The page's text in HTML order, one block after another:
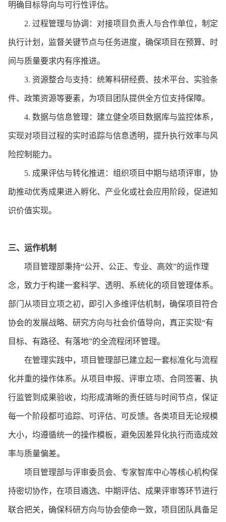
明确目标导向与可行性评估。
2. 过程管理与协调：对接项目负责人与合作单位，制定
执行计划，监督关键节点与任务进度，确保项目在预算、时
间与质量要求内有序推进。
3. 资源整合与支持：统筹科研经费、技术平台、实验条
件、政策资源等要素，为项目团队提供全方位支持保障。
4. 数据与信息管理：建立健全项目数据库与监控体系，
实现对项目过程的实时追踪与信息透明，提升执行效率与风
险控制能力。
5. 成果评估与转化推进：组织项目中期与结项评审，协
助推动优秀成果进入孵化、产业化或社会应用阶段，促进知
识价值实现。
三、运作机制
项目管理部秉持“公开、公正、专业、高效”的运作理
念，致力于构建一套科学、透明、系统化的项目管理体系。
部门从项目立项之初，即引入多维评估机制，确保项目符合
协会的发展战略、研究方向与社会价值导向，真正实现“有
目标、有路径、有落地”的全流程闭环管理。
在管理实践中，项目管理部已建立起一套标准化与流程
化并重的操作体系。从项目申报、评审立项、合同签署、执
行监管到成果验收，均形成清晰的责任链与时间节点，保证
每一个阶段都可追踪、可评估、可反馈。各类项目无论规模
大小，均遵循统一的操作模板，避免因差异化执行而造成效
率与质量偏差。
项目管理部与评审委员会、专家智库中心等核心机构保
持密切协作，在项目遴选、中期评估、成果评审等环节进行
联合把关，确保科研方向与协会使命一致，项目团队具备足